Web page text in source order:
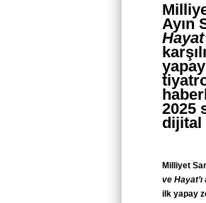
Ayın
2025
dijital
Milliyet
ve Hayat’ı
ilk yapay